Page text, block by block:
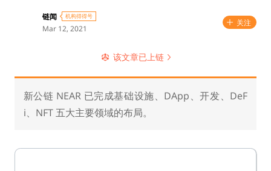
链闻 机构得得号
Mar 12, 2021
关注
该文章已上链
新公链 NEAR 已完成基础设施、DApp、开发、DeF
i、NFT 五大主要领域的布局。